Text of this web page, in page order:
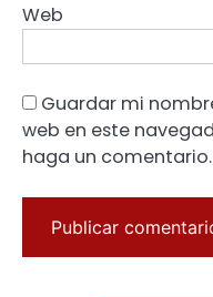
Web
Guardar mi
web en este
haga un comentario.